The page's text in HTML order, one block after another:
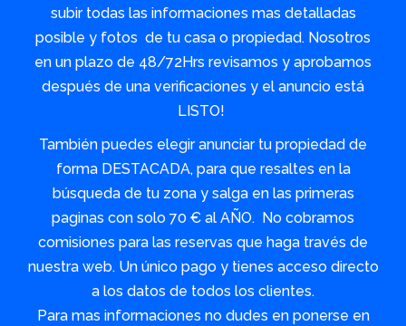
subir todas las informaciones mas detalladas
posible y fotos de tu casa o propiedad. Nosotros
en un plazo de 48/72Hrs revisamos y aprobamos
después de una verificaciones y el anuncio está
LISTO!
También puedes elegir anunciar tu propiedad de
forma DESTACADA, para que resaltes en la
búsqueda de tu zona y salga en las primeras
paginas con solo 70 € al AÑO. No cobramos
comisiones para las reservas que haga través de
nuestra web. Un único pago y tienes acceso directo
a los datos de todos los clientes.
Para mas informaciones no dudes en ponerse en